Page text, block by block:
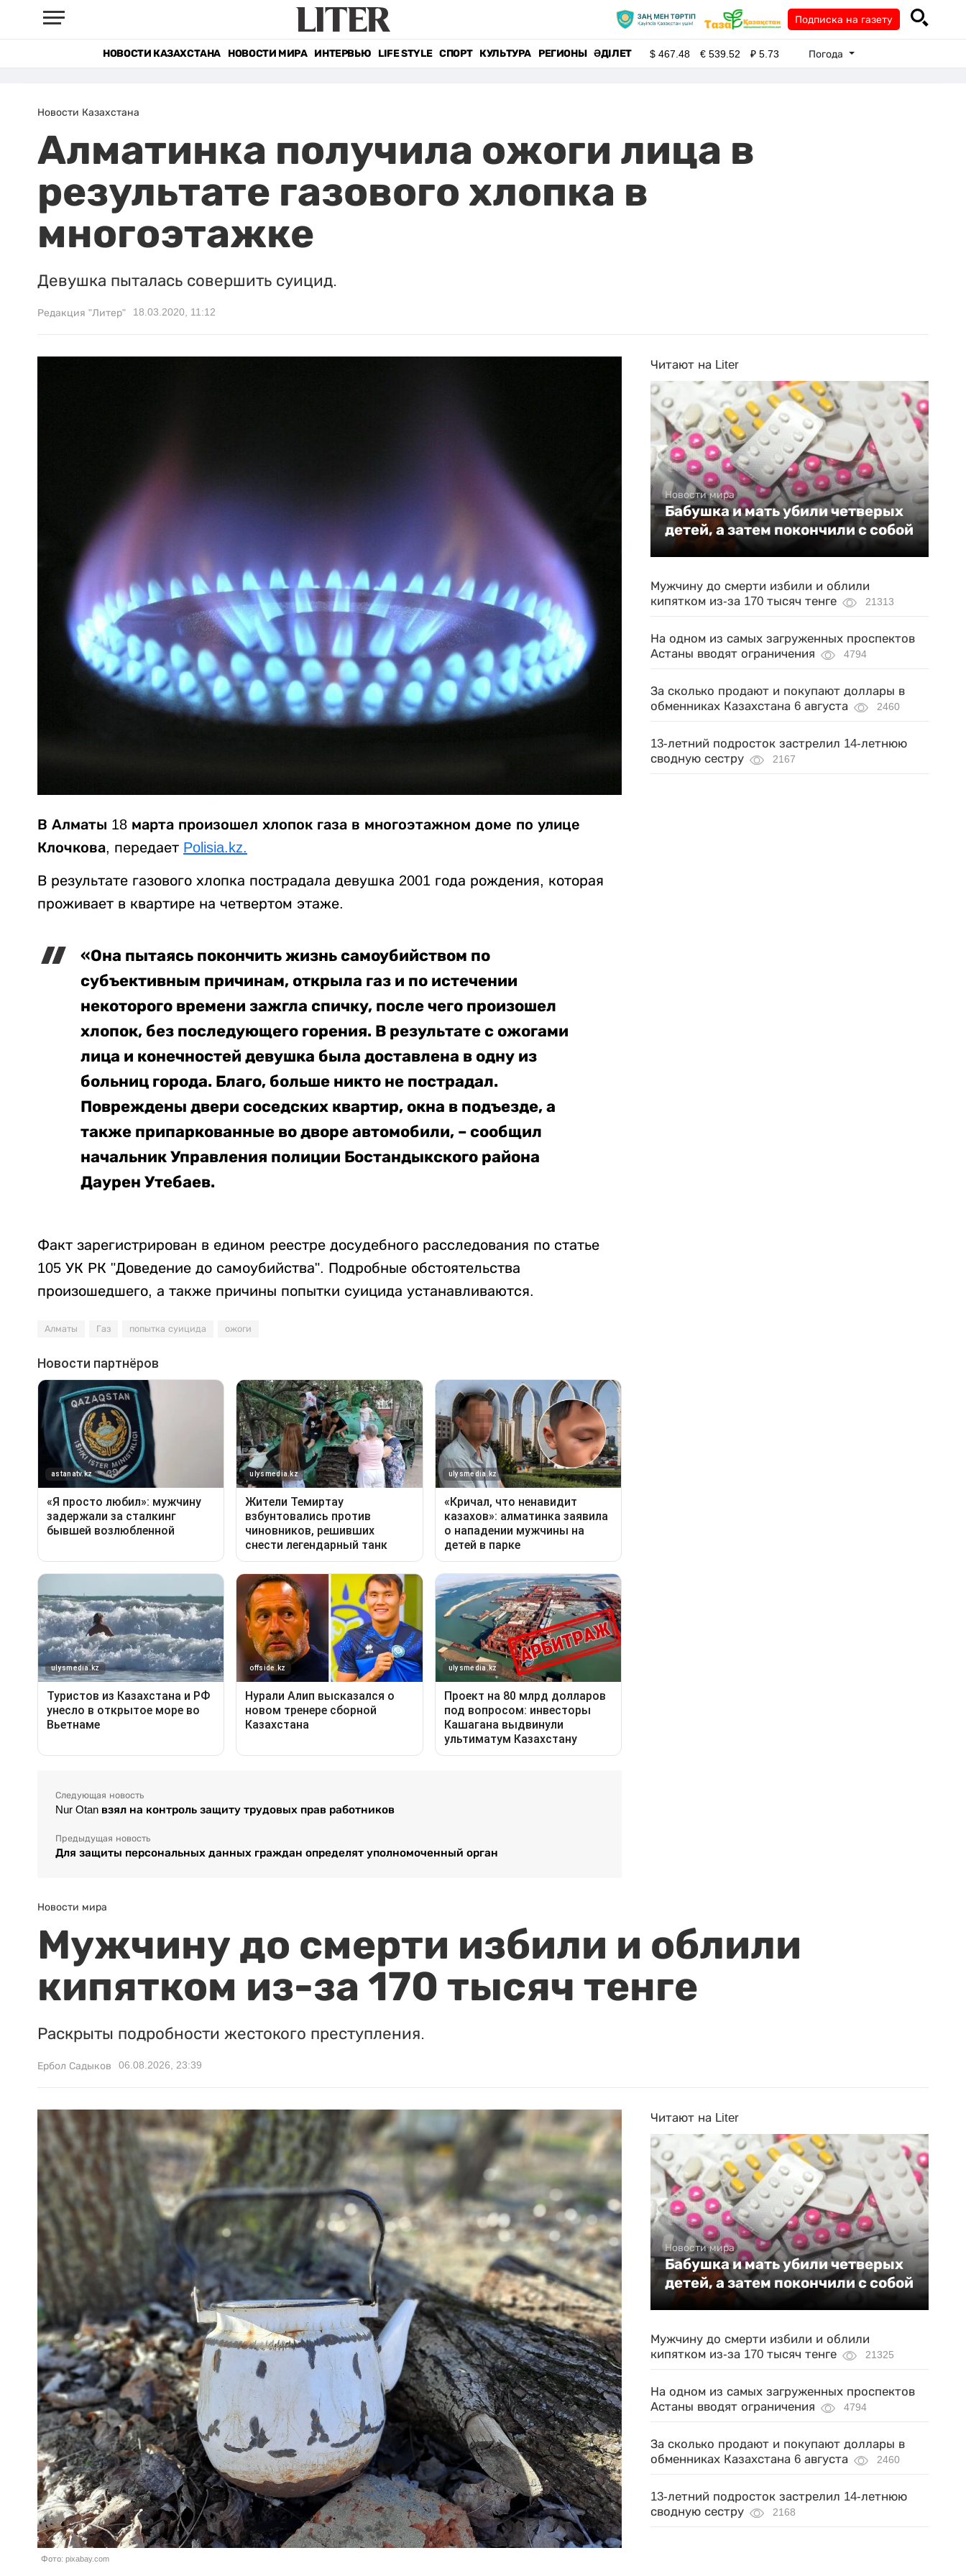
Подписка на газету
НОВОСТИ КАЗАХСТАНА НОВОСТИ МИРА ИНТЕРВЬЮ LIFE STYLE СПОРТ КУЛЬТУРА РЕГИОНЫ ӘДІЛЕТ $467.48 €539.52 ₽5.73 Погода
Новости Казахстана
Алматинка получила ожоги лица в
результате газового хлопка в
многоэтажке
Девушка пыталась совершить суицид.
Редакция "Литер" 18.03.2020, 11:12
В Алматы 18 марта произошел хлопок газа в многоэтажном доме по улице
Клочкова, передает Polisia.kz.
В результате газового хлопка пострадала девушка 2001 года рождения, которая
проживает в квартире на четвертом этаже.
«Она пытаясь покончить жизнь самоубийством по
субъективным причинам, открыла газ и по истечении
некоторого времени зажгла спичку, после чего произошел
хлопок, без последующего горения. В результате с ожогами
лица и конечностей девушка была доставлена в одну из
больниц города. Благо, больше никто не пострадал.
Повреждены двери соседских квартир, окна в подъезде, а
также припаркованные во дворе автомобили, – сообщил
начальник Управления полиции Бостандыкского района
Даурен Утебаев.
Факт зарегистрирован в едином реестре досудебного расследования по статье
105 УК РК "Доведение до самоубийства". Подробные обстоятельства
произошедшего, а также причины попытки суицида устанавливаются.
Алматы Газ попытка суицида ожоги
Следующая новость
Nur Otan взял на контроль защиту трудовых прав работников
Предыдущая новость
Для защиты персональных данных граждан определят уполномоченный орган
Читают на Liter
Новости мира
Бабушка и мать убили четверых
детей, а затем покончили с собой
Мужчину до смерти избили и облили
кипятком из-за 170 тысяч тенге
21313
На одном из самых загруженных проспектов
Астаны вводят ограничения
4794
За сколько продают и покупают доллары в
обменниках Казахстана 6 августа
2460
13-летний подросток застрелил 14-летнюю
сводную сестру
2167
Новости мира
Мужчину до смерти избили и облили
кипятком из-за 170 тысяч тенге
Раскрыты подробности жестокого преступления.
Ербол Садыков 06.08.2026, 23:39
Фото: pixabay.com
Читают на Liter
Новости мира
Бабушка и мать убили четверых
детей, а затем покончили с собой
Мужчину до смерти избили и облили
кипятком из-за 170 тысяч тенге
21325
На одном из самых загруженных проспектов
Астаны вводят ограничения
4794
За сколько продают и покупают доллары в
обменниках Казахстана 6 августа
2460
13-летний подросток застрелил 14-летнюю
сводную сестру
2168